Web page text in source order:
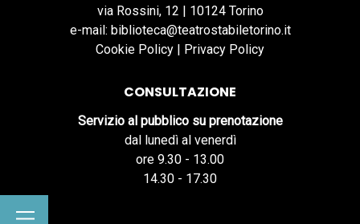
via Rossini, 12 | 10124 Torino
e-mail: biblioteca@teatrostabiletorino.it
Cookie Policy | Privacy Policy
CONSULTAZIONE
Servizio al pubblico su prenotazione
dal lunedì al venerdì
ore 9.30 - 13.00
14.30 - 17.30